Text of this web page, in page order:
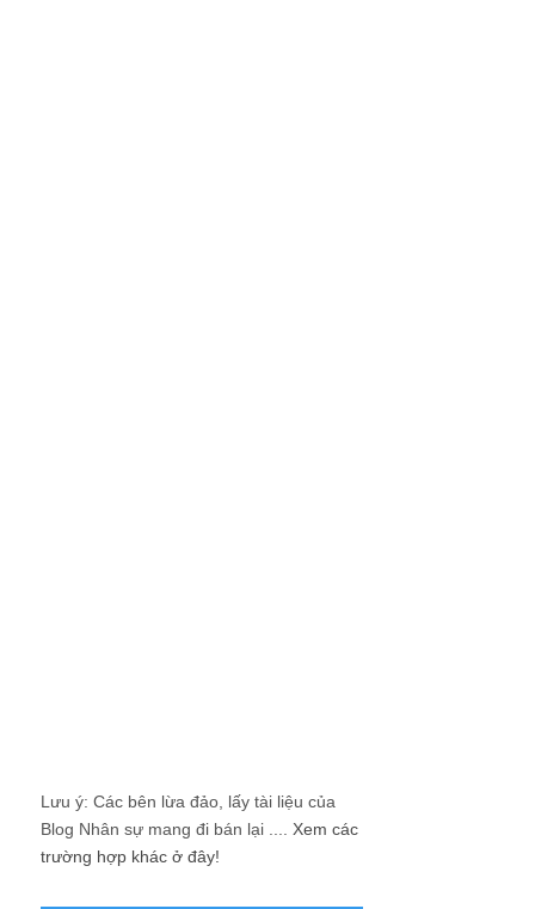
Lưu ý: Các bên lừa đảo, lấy tài liệu của
Blog Nhân sự mang đi bán lại .... Xem các
trường hợp khác ở đây!